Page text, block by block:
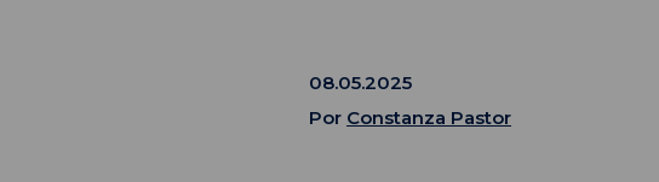
08.05.2025
Por Constanza Pastor